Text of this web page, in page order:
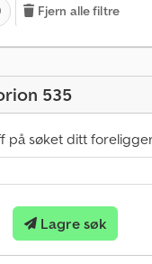
Fjern alle filtre
535
på søket ditt
Lagre søk
M
e
d
l
g
v
e
r
1